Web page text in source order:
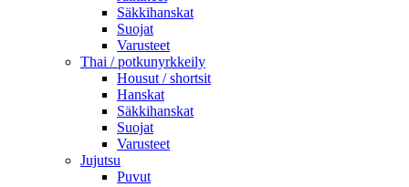
Säkkihanskat
Suojat
Varusteet
Thai / potkunyrkkeily
Housut / shortsit
Hanskat
Säkkihanskat
Suojat
Varusteet
Jujutsu
Puvut